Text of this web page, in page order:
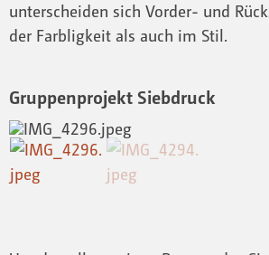
unterscheiden sich Vorder- und
der Farbligkeit als auch im Stil.
Gruppenprojekt Siebdruck